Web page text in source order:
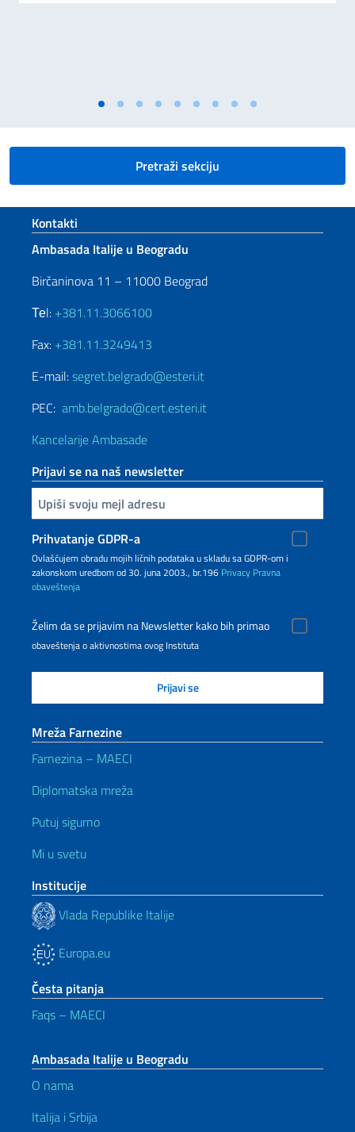
Pretraži sekciju
Footer section
Kontakti
Ambasada Italije u Beogradu
Birčaninova 11 – 11000 Beograd
Теl: +381.11.3066100
Fax: +381.11.3249413
E-mail:segret.belgrado@esteri.it
PEC: amb.belgrado@cert.esteri.it
Kancelarije Ambasade
Prijavi se na naš newsletter
Upiši vaš imejl
Prihvatanje GDPR-a
Ovlašćujem obradu mojih ličnih podataka u skladu sa GDPR-om i
zakonskom uredbom od 30. juna 2003., br.196 Privacy Pravna
obaveštenja
Želim da se prijavim na Newsletter kako bih primao
obaveštenja o aktivnostima ovog Instituta
Mreža Farnezine
Farnezina – MAECI
Diplomatska mreža
Putuj sigurno
Mi u svetu
Institucije
Vlada Republike Italije
Europa.eu
Česta pitanja
Faqs – MAECI
Ambasada Italije u Beogradu
O nama
Italija i Srbija